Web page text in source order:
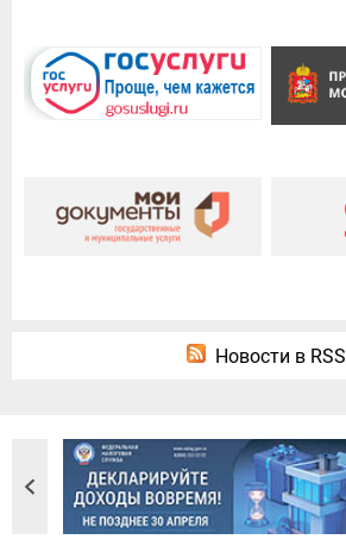
Новости в RSS